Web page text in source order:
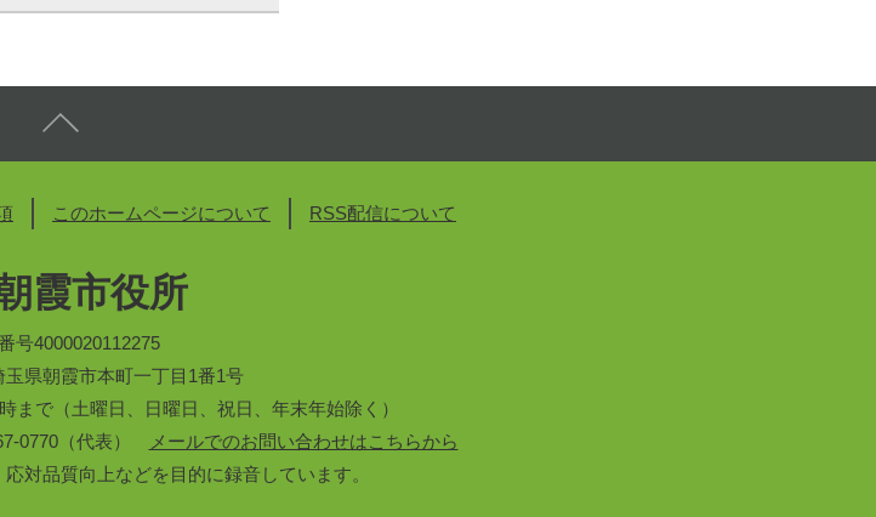
このホームページについて RSS配信について
霞市役所
号4000020112275
県朝霞市本町一丁目1番1号
まで（土曜日、日曜日、祝日、年末年始除く）
0770（代表）
メールでのお問い合わせはこちらから
対品質向上などを目的に録音しています。